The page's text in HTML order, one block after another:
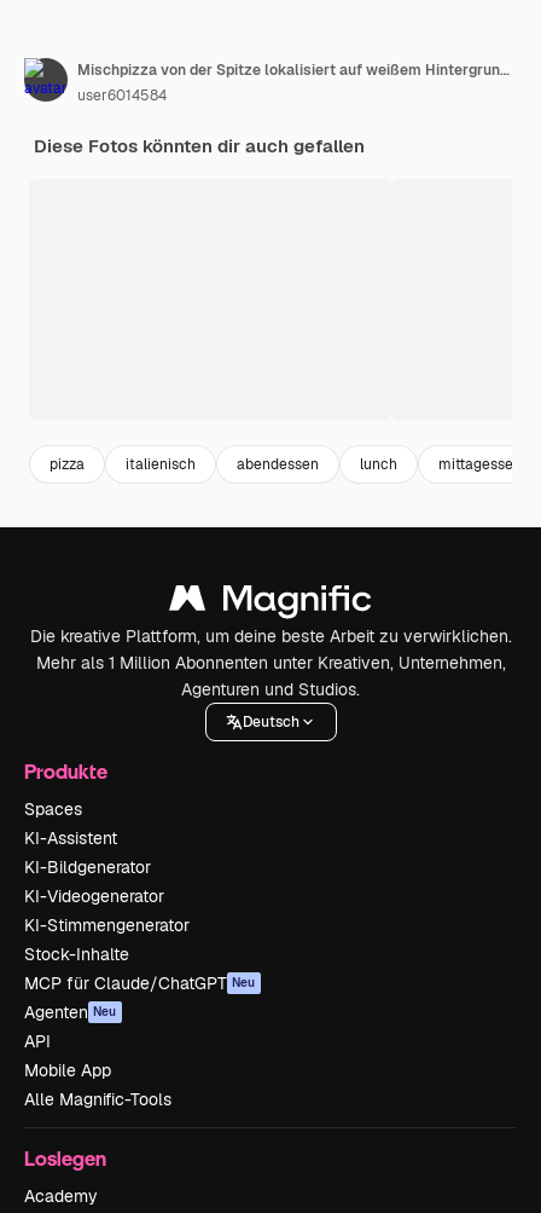
Mischpizza von der Spitze lokalisiert auf weißem Hintergrund für Menü- und Planansicht
user6014584
Diese Fotos könnten dir auch gefallen
pizza italienisch abendessen lunch mittagessen
Die kreative Plattform, um deine beste Arbeit zu verwirklichen.
Mehr als 1 Million Abonnenten unter Kreativen, Unternehmen,
Agenturen und Studios.
Deutsch
Produkte
Spaces
KI-Assistent
KI-Bildgenerator
KI-Videogenerator
KI-Stimmengenerator
Stock-Inhalte
MCP für Claude/ChatGPT Neu
Agenten Neu
API
Mobile App
Alle Magnific-Tools
Loslegen
Academy